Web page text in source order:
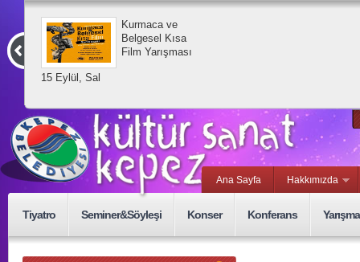
15 Eylül, Sal
Kurmaca ve
Belgesel Kısa
Film Yarışması
Ana Sayfa Hakkımızda
Tiyatro Seminer&Söyleşi Konser Konferans Yarışma